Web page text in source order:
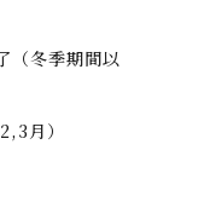
（冬季期間以
月）